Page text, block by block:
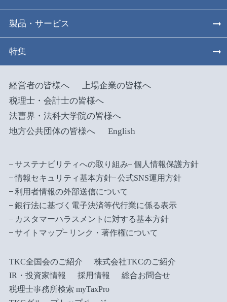
製品・サービス
特集
経営者の皆様へ
上場企業の皆様へ
税理士・会計士の皆様へ
法曹界・法科大学院の皆様へ
地方公共団体の皆様へ
English
サステナビリティへの取り組み
個人情報保護方針
情報セキュリティ基本方針
公式SNS運用方針
利用者情報の外部送信について
銀行法に基づく電子決済等代行業に係る表示
カスタマーハラスメントに対する基本方針
サイトマップ
リンク・著作権について
TKC全国会のご紹介
株式会社TKCのご紹介
IR・投資家情報
採用情報
総合お問合せ
税理士事務所検索 myTaxPro